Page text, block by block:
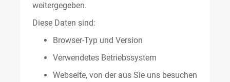
weitergegeben.
Diese Daten sind:
Browser-Typ und Version
Verwendetes Betriebssystem
Webseite, von der aus Sie uns besuchen